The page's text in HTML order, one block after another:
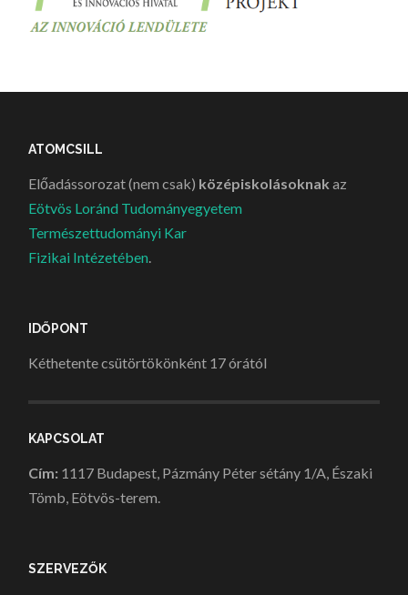
ATOMCSILL
Előadássorozat (nem csak) középiskolásoknak az
Eötvös Loránd Tudományegyetem
Természettudományi Kar
Fizikai Intézetében.
IDŐPONT
Kéthetente csütörtökönként 17 órától
KAPCSOLAT
Cím: 1117 Budapest, Pázmány Péter sétány 1/A, Északi
Tömb, Eötvös-terem.
SZERVEZŐK